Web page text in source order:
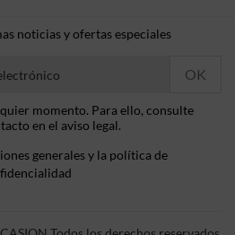
noticias y ofertas especiales
momento. Para ello, consulte
en el aviso legal.
generales y la política de